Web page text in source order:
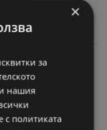
×
за
нашия
с политиката